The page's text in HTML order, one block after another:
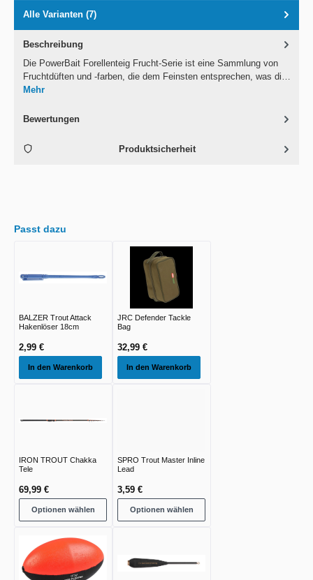
Alle Varianten (7)
Beschreibung
Die PowerBait Forellenteig Frucht-Serie ist eine Sammlung von
Fruchtdüften und -farben, die dem Feinsten entsprechen, was di…
Mehr
Bewertungen
Produktsicherheit
Passt dazu
BALZER Trout Attack
Hakenlöser 18cm
2,99 €
In den Warenkorb
JRC Defender Tackle
Bag
32,99 €
In den Warenkorb
IRON TROUT Chakka
Tele
69,99 €
Optionen wählen
SPRO Trout Master Inline
Lead
3,59 €
Optionen wählen